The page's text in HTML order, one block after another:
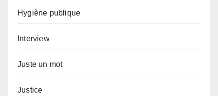
Hygiène publique
Interview
Juste un mot
Justice